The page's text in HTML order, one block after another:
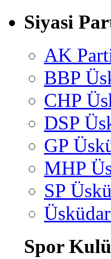
Siyasi
AK
BBP
CHP
DSP
GP
MHP
SP
Spor